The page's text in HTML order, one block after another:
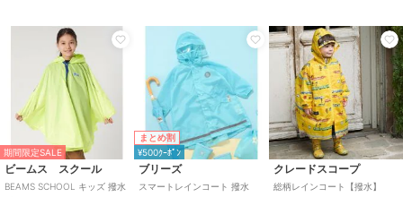
期間限定SALE
ビームス スクール
BEAMS SCHOOL キッズ 撥水
まとめ割
¥500ｸｰﾎﾟﾝ
ブリーズ
スマートレインコート 撥水
クレードスコープ
総柄レインコート【撥水】